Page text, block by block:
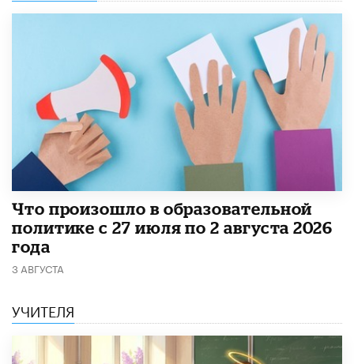
​Что произошло в образовательной
политике с 27 июля по 2 августа 2026
года
3 АВГУСТА
УЧИТЕЛЯ